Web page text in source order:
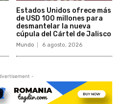
Estados Unidos ofrece más
de USD 100 millones para
desmantelar la nueva
cúpula del Cártel de Jalisco
Mundo 6 agosto, 2026
-